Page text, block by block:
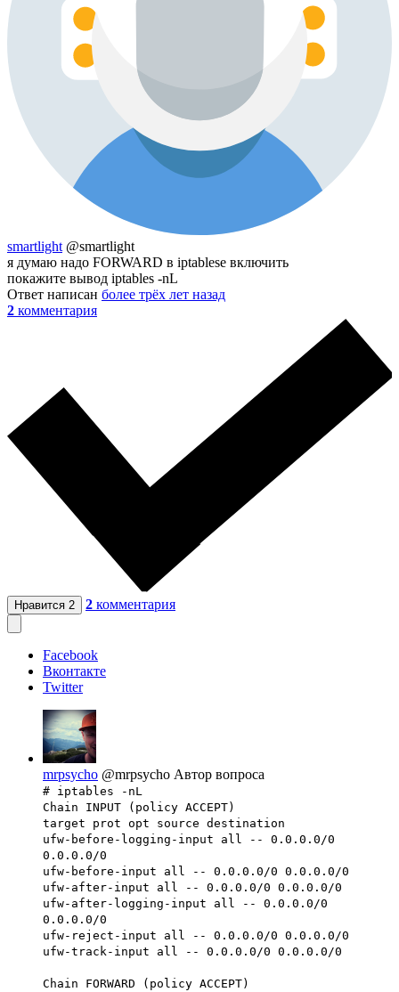
smartlight @smartlight
я думаю надо FORWARD в iptablese включить
покажите вывод iptables -nL
Ответ написан более трёх лет назад
2 комментария
Нравится 2 2 комментария
Facebook
Вконтакте
Twitter
mrpsycho @mrpsycho Автор вопроса
# iptables -nL
Chain INPUT (policy ACCEPT)
target prot opt source destination
ufw-before-logging-input all -- 0.0.0.0/0
0.0.0.0/0
ufw-before-input all -- 0.0.0.0/0 0.0.0.0/0
ufw-after-input all -- 0.0.0.0/0 0.0.0.0/0
ufw-after-logging-input all -- 0.0.0.0/0
0.0.0.0/0
ufw-reject-input all -- 0.0.0.0/0 0.0.0.0/0
ufw-track-input all -- 0.0.0.0/0 0.0.0.0/0
Chain FORWARD (policy ACCEPT)